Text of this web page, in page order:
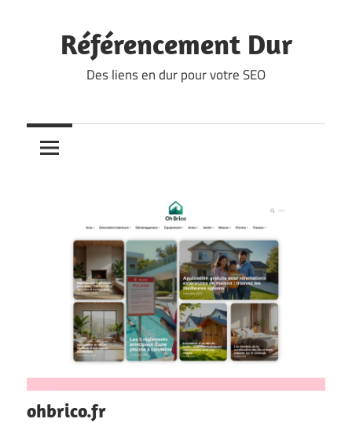
contentRéférencement Dur
Des liens en dur pour votre SEO
ohbrico.fr